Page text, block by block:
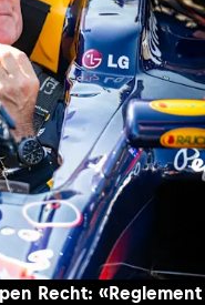
Recht: «Reglement